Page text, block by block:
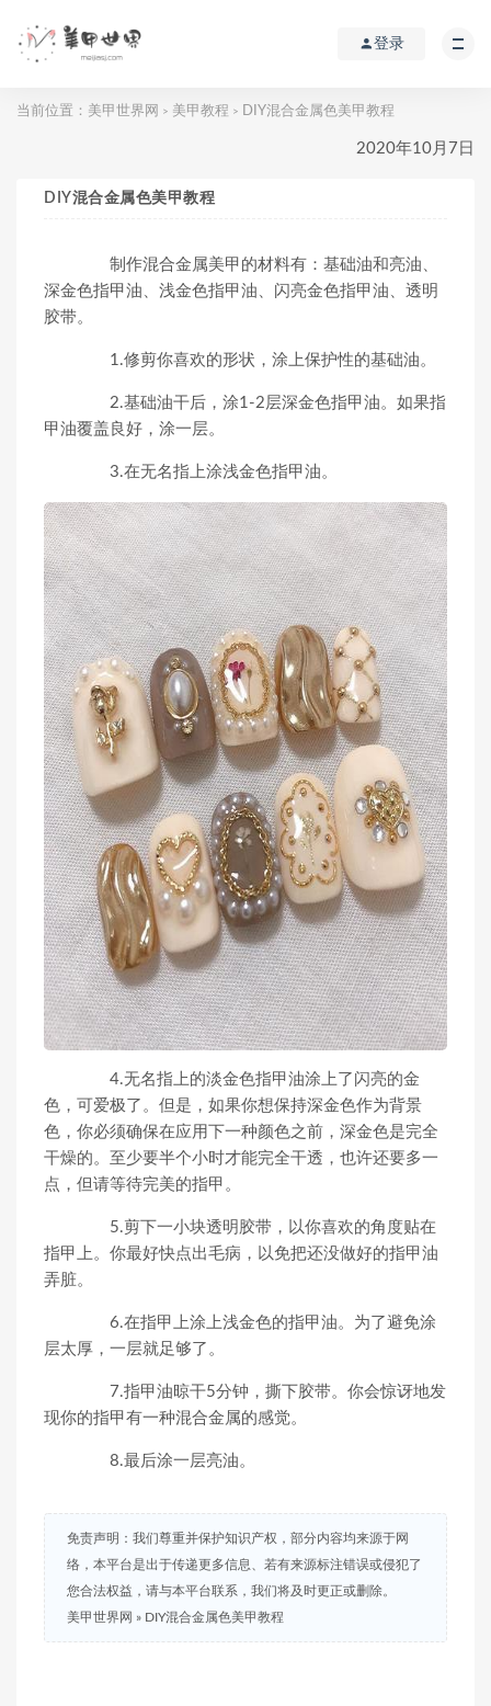
登录
当前位置： 美甲世界网 > 美甲教程 > DIY混合金属色美甲教程
2020年10月7日
DIY混合金属色美甲教程
制作混合金属美甲的材料有：基础油和亮油、
深金色指甲油、浅金色指甲油、闪亮金色指甲油、透明
胶带。
1.修剪你喜欢的形状，涂上保护性的基础油。
2.基础油干后，涂1-2层深金色指甲油。如果指
甲油覆盖良好，涂一层。
3.在无名指上涂浅金色指甲油。
4.无名指上的淡金色指甲油涂上了闪亮的金
色，可爱极了。但是，如果你想保持深金色作为背景
色，你必须确保在应用下一种颜色之前，深金色是完全
干燥的。至少要半个小时才能完全干透，也许还要多一
点，但请等待完美的指甲。
5.剪下一小块透明胶带，以你喜欢的角度贴在
指甲上。你最好快点出毛病，以免把还没做好的指甲油
弄脏。
6.在指甲上涂上浅金色的指甲油。为了避免涂
层太厚，一层就足够了。
7.指甲油晾干5分钟，撕下胶带。你会惊讶地发
现你的指甲有一种混合金属的感觉。
8.最后涂一层亮油。
免责声明：我们尊重并保护知识产权，部分内容均来源于网
络，本平台是出于传递更多信息、若有来源标注错误或侵犯了
您合法权益，请与本平台联系，我们将及时更正或删除。
美甲世界网 » DIY混合金属色美甲教程